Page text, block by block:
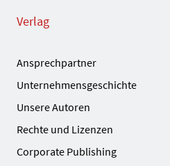
Verlag
Ansprechpartner
Unternehmensgeschichte
Unsere Autoren
Rechte und Lizenzen
Corporate Publishing